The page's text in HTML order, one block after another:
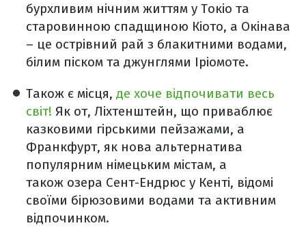
бурхливим нічним життям у Токіо та
старовинною спадщиною Кіото, а Окінава
– це острівний рай з блакитними водами,
білим піском та джунглями Іріомоте.
Також є місця, де хоче відпочивати весь
світ! Як от, Ліхтенштейн, що приваблює
казковими гірськими пейзажами, а
Франкфурт, як нова альтернатива
популярним німецьким містам, а
також озера Сент-Ендрюс у Кенті, відомі
своїми бірюзовими водами та активним
відпочинком.